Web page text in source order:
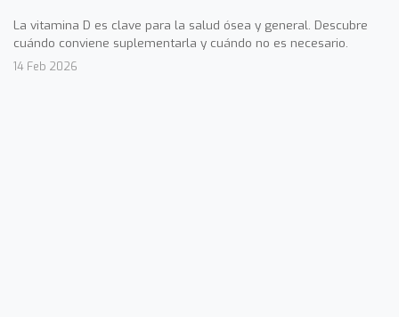
La vitamina D es clave para la salud ósea y general. Descubre
cuándo conviene suplementarla y cuándo no es necesario.
14 Feb 2026